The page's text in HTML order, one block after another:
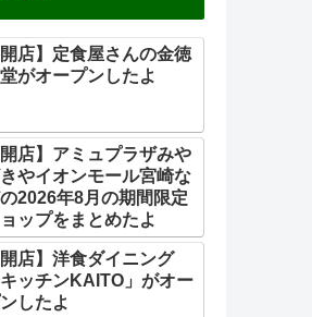
開店】定食屋さんの金徳
がオープンしたよ
開店】アミュプラザみや
やイオンモール宮崎な
2026年8月の期間限定
ップをまとめたよ
開店】洋食ダイニング
キッチンKAITO」がオー
したよ